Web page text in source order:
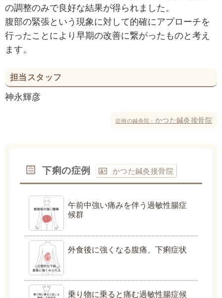
の調整のみで良好な結果が得られました。
腹部の緊張という現象に対して的確にアプローチを
行ったことにより早期の改善に繋がったものと考え
ます。
担当スタッフ
神永輝彦
症例の鍼灸院： かつた鍼灸接骨院
下痢の症例 かつた鍼灸接骨院
午前中強い痛みを伴う過敏性腸症
候群
外食後に強くなる腹痛、下痢症状
乗り物に乗ると痛む過敏性腸症候